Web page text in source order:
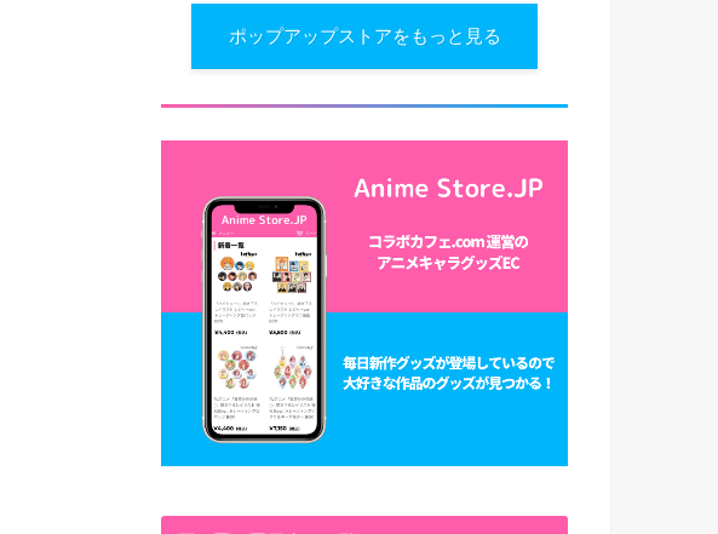
ポップアップストアをもっと見る